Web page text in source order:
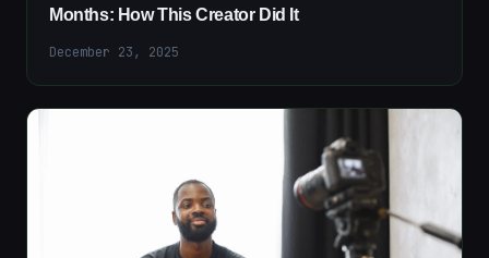
Months: How This Creator Did It
December 23, 2025